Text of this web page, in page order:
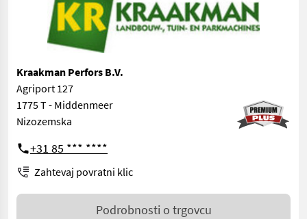
Kraakman Perfors B.V.
Agriport 127
1775 T - Middenmeer
Nizozemska
+31 85 *** ****
Zahtevaj povratni klic
Podrobnosti o trgovcu